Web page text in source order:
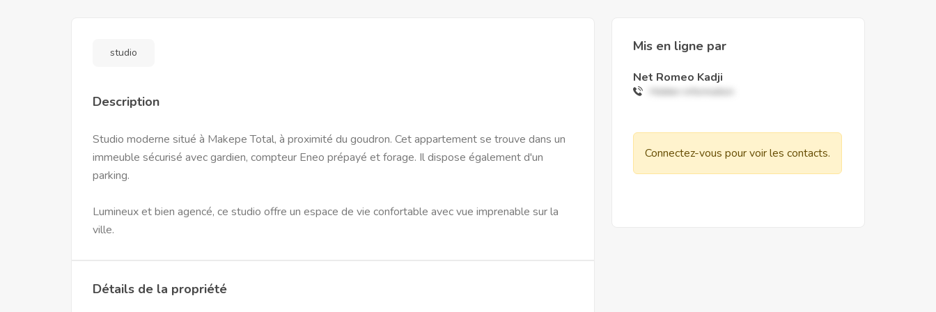
studio
Description
Studio moderne situé à Makepe Total, à proximité du goudron. Cet appartement se trouve dans un
immeuble sécurisé avec gardien, compteur Eneo prépayé et forage. Il dispose également d'un
parking.
Lumineux et bien agencé, ce studio offre un espace de vie confortable avec vue imprenable sur la
ville.
Détails de la propriété
Mis en ligne par
Net Romeo Kadji
Connectez-vous pour voir les contacts.